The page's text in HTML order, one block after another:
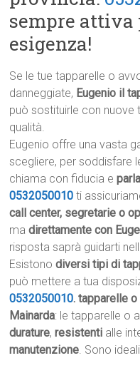
sempre attiva
esigenza!
Se le tue tapparelle o
danneggiate, Eugenio il
può sostituirle con nuove
qualità.
Eugenio offre una vasta
scegliere, per soddisfare
chiama con fiducia e
0532050010 ti
call center, segretarie o
madirettamente con
risposta saprà guidarti
Esistonodiversi tipi di
può mettere a tua
0532050010. tapparelle
Mainarda: le tapparelle o
durature,resistenti alle
manutenzione. Sono